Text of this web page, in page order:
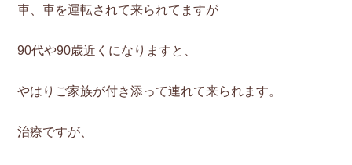
車、車を運転されて来られてますが
90代や90歳近くになりますと、
やはりご家族が付き添って連れて来られます。
治療ですが、